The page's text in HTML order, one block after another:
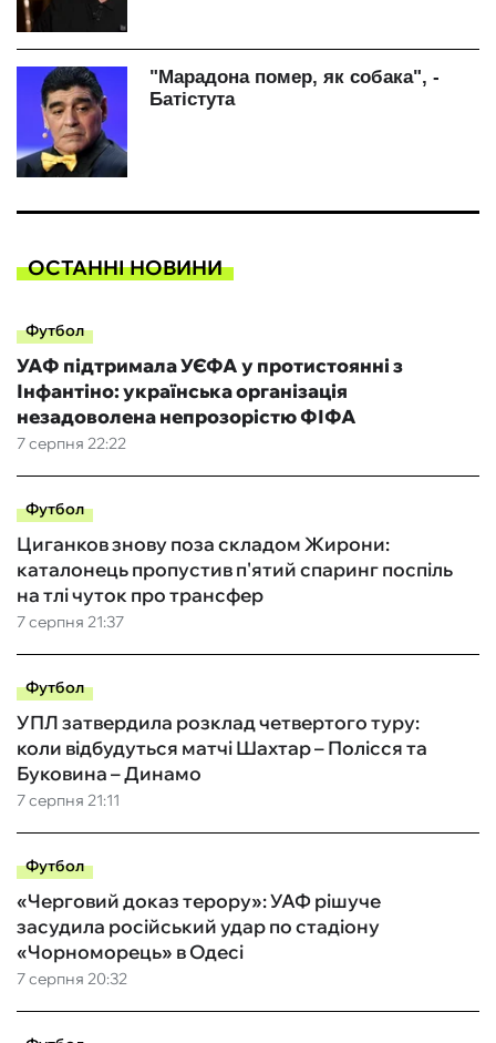
ОСТАННІ НОВИНИ
Футбол
7 серпня 22:22
УАФ підтримала УЄФА у протистоянні з
Інфантіно: українська організація
незадоволена непрозорістю ФІФА
Футбол
7 серпня 21:37
Циганков знову поза складом Жирони:
каталонець пропустив п'ятий спаринг поспіль
на тлі чуток про трансфер
Футбол
7 серпня 21:11
УПЛ затвердила розклад четвертого туру:
коли відбудуться матчі Шахтар – Полісся та
Буковина – Динамо
Футбол
7 серпня 20:32
«Черговий доказ терору»: УАФ рішуче
засудила російський удар по стадіону
«Чорноморець» в Одесі